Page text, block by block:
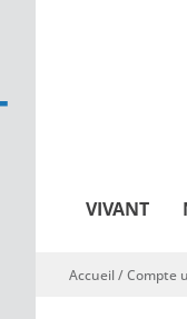
VIVANT
Vous êtes ici
Accueil/Compte